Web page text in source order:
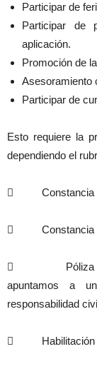
Participar de
Participar de
aplicación.
Promoción de
Asesoramiento
Participar de
Esto requiere la
dependiendo el
 Constancia
 Constancia de
 Póliza de
apuntamos a
responsabilidad
 Habilitación